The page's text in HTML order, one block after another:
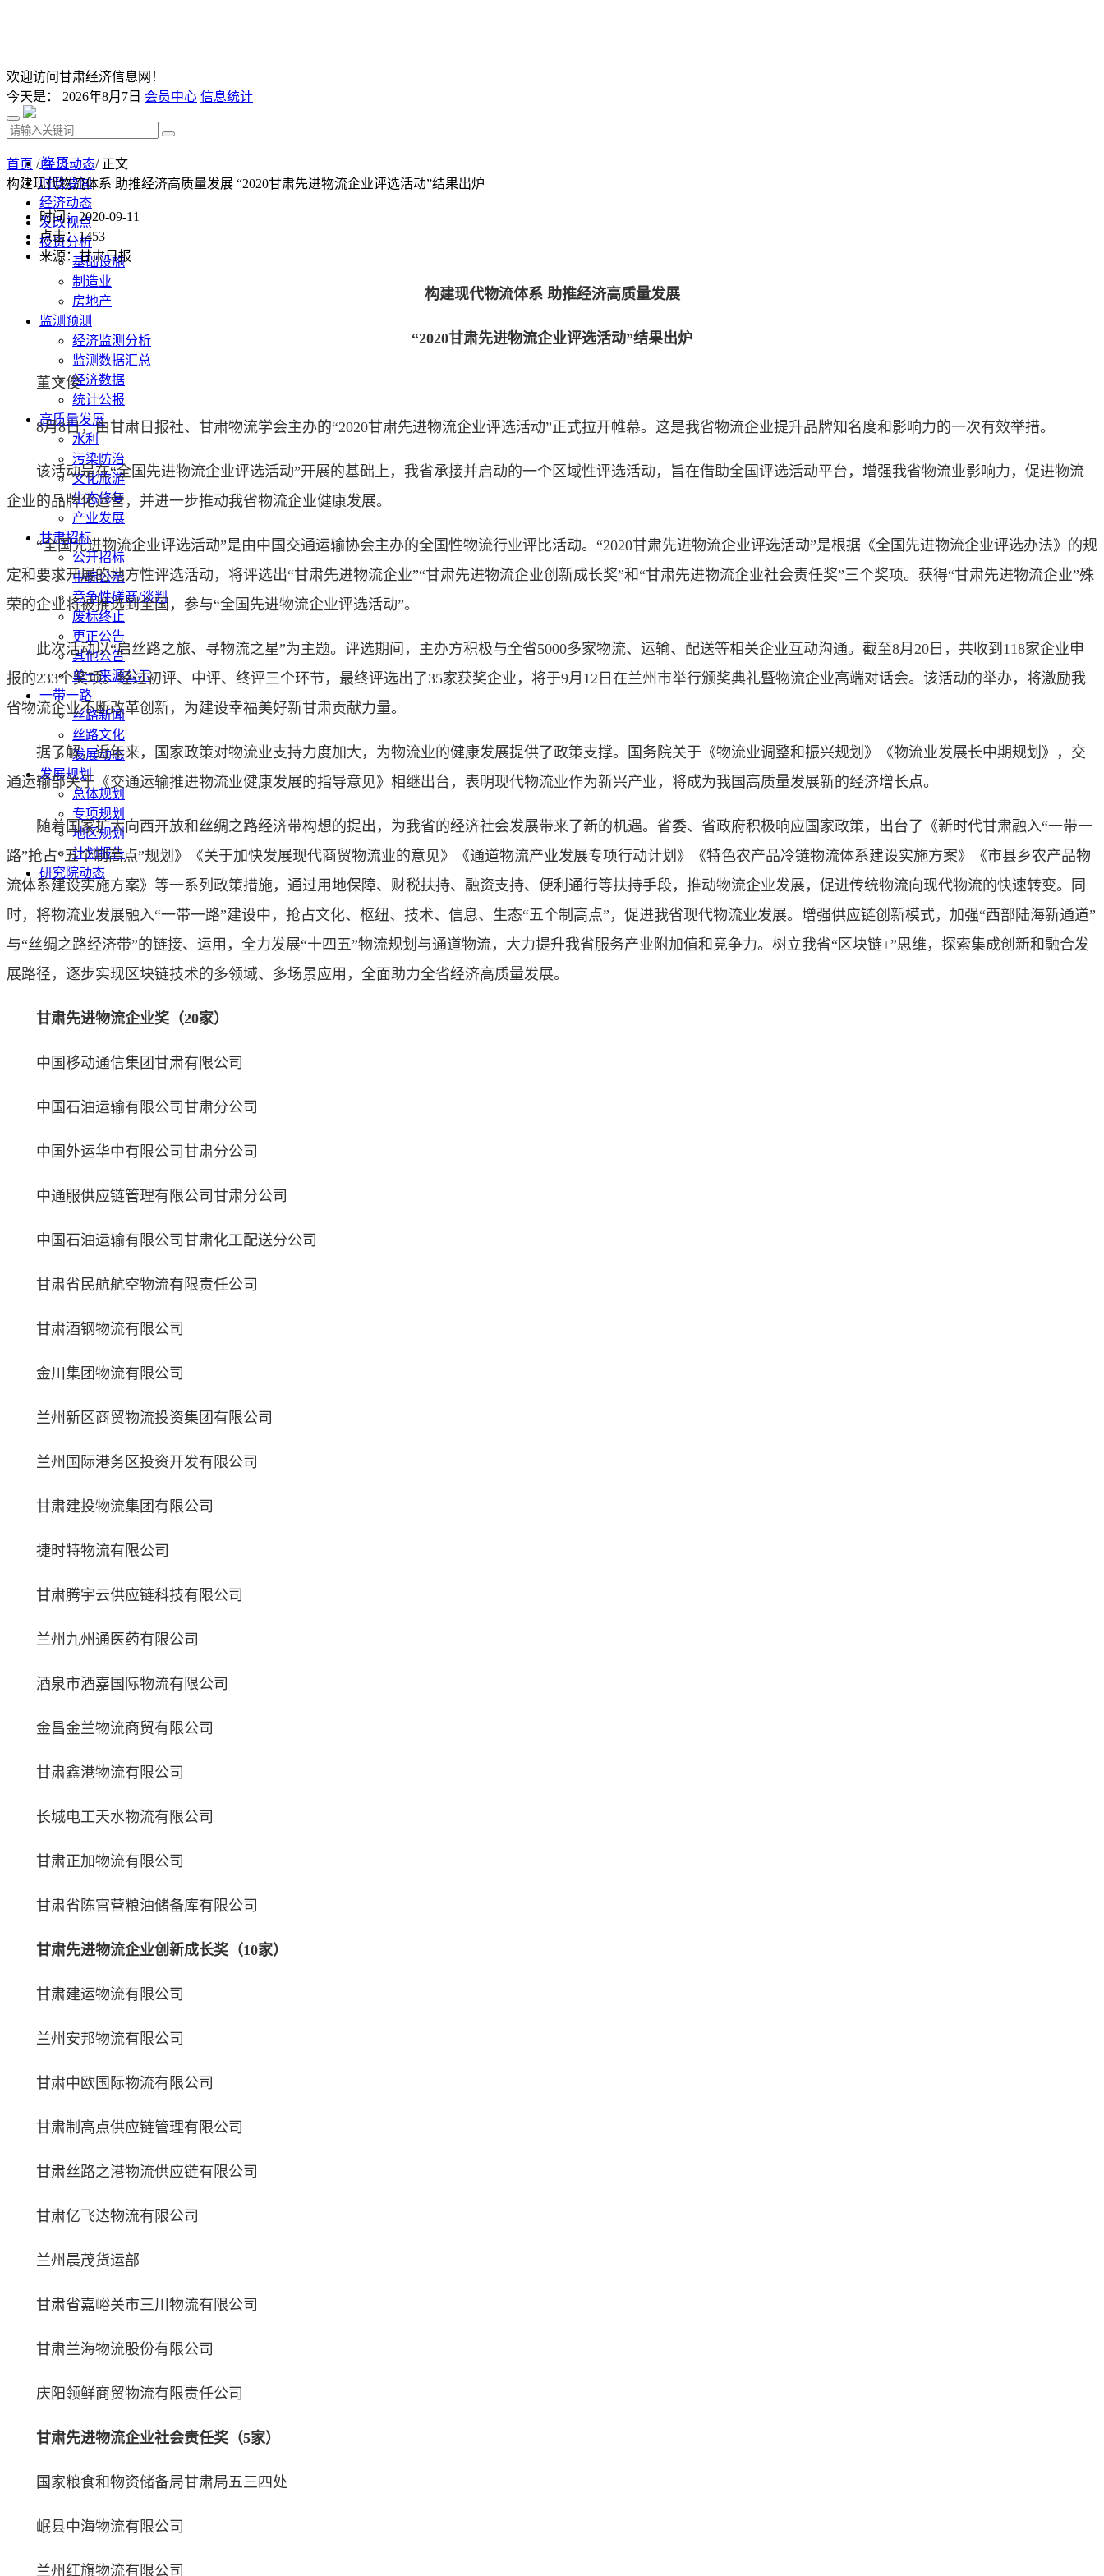
欢迎访问甘肃经济信息网！
今天是： 2026年8月7日 会员中心 信息统计
首 页
时政要闻
经济动态
发改视点
投资分析
基础设施
制造业
房地产
监测预测
经济监测分析
监测数据汇总
经济数据
统计公报
高质量发展
水利
污染防治
文化旅游
生态修复
产业发展
甘肃招标
公开招标
中标公示
竞争性磋商/谈判
废标终止
更正公告
其他公告
单一来源公示
一带一路
丝路新闻
丝路文化
发展动态
发展规划
总体规划
专项规划
地区规划
计划报告
研究院动态
首页 /经济动态/ 正文
构建现代物流体系 助推经济高质量发展 “2020甘肃先进物流企业评选活动”结果出炉
时间：2020-09-11
点击：1453
来源：甘肃日报
构建现代物流体系 助推经济高质量发展
“2020甘肃先进物流企业评选活动”结果出炉
董文俊
8月8日，由甘肃日报社、甘肃物流学会主办的“2020甘肃先进物流企业评选活动”正式拉开帷幕。这是我省物流企业提升品牌知名度和影响力的一次有效举措。
该活动是在“全国先进物流企业评选活动”开展的基础上，我省承接并启动的一个区域性评选活动，旨在借助全国评选活动平台，增强我省物流业影响力，促进物流
企业的品牌化运营，并进一步推动我省物流企业健康发展。
“全国先进物流企业评选活动”是由中国交通运输协会主办的全国性物流行业评比活动。“2020甘肃先进物流企业评选活动”是根据《全国先进物流企业评选办法》的规
定和要求开展的地方性评选活动，将评选出“甘肃先进物流企业”“甘肃先进物流企业创新成长奖”和“甘肃先进物流企业社会责任奖”三个奖项。获得“甘肃先进物流企业”殊
荣的企业将被推选到全国，参与“全国先进物流企业评选活动”。
此次活动以“启丝路之旅、寻物流之星”为主题。评选期间，主办方积极与全省5000多家物流、运输、配送等相关企业互动沟通。截至8月20日，共收到118家企业申
报的233个奖项。经过初评、中评、终评三个环节，最终评选出了35家获奖企业，将于9月12日在兰州市举行颁奖典礼暨物流企业高端对话会。该活动的举办，将激励我
省物流企业不断改革创新，为建设幸福美好新甘肃贡献力量。
据了解，近年来，国家政策对物流业支持力度加大，为物流业的健康发展提供了政策支撑。国务院关于《物流业调整和振兴规划》《物流业发展长中期规划》，交
通运输部关于《交通运输推进物流业健康发展的指导意见》相继出台，表明现代物流业作为新兴产业，将成为我国高质量发展新的经济增长点。
随着国家扩大向西开放和丝绸之路经济带构想的提出，为我省的经济社会发展带来了新的机遇。省委、省政府积极响应国家政策，出台了《新时代甘肃融入“一带一
路”抢占“五个制高点”规划》《关于加快发展现代商贸物流业的意见》《通道物流产业发展专项行动计划》《特色农产品冷链物流体系建设实施方案》《市县乡农产品物
流体系建设实施方案》等一系列政策措施，通过用地保障、财税扶持、融资支持、便利通行等扶持手段，推动物流企业发展，促进传统物流向现代物流的快速转变。同
时，将物流业发展融入“一带一路”建设中，抢占文化、枢纽、技术、信息、生态“五个制高点”，促进我省现代物流业发展。增强供应链创新模式，加强“西部陆海新通道”
与“丝绸之路经济带”的链接、运用，全力发展“十四五”物流规划与通道物流，大力提升我省服务产业附加值和竞争力。树立我省“区块链+”思维，探索集成创新和融合发
展路径，逐步实现区块链技术的多领域、多场景应用，全面助力全省经济高质量发展。
甘肃先进物流企业奖（20家）
中国移动通信集团甘肃有限公司
中国石油运输有限公司甘肃分公司
中国外运华中有限公司甘肃分公司
中通服供应链管理有限公司甘肃分公司
中国石油运输有限公司甘肃化工配送分公司
甘肃省民航航空物流有限责任公司
甘肃酒钢物流有限公司
金川集团物流有限公司
兰州新区商贸物流投资集团有限公司
兰州国际港务区投资开发有限公司
甘肃建投物流集团有限公司
捷时特物流有限公司
甘肃腾宇云供应链科技有限公司
兰州九州通医药有限公司
酒泉市酒嘉国际物流有限公司
金昌金兰物流商贸有限公司
甘肃鑫港物流有限公司
长城电工天水物流有限公司
甘肃正加物流有限公司
甘肃省陈官营粮油储备库有限公司
甘肃先进物流企业创新成长奖（10家）
甘肃建运物流有限公司
兰州安邦物流有限公司
甘肃中欧国际物流有限公司
甘肃制高点供应链管理有限公司
甘肃丝路之港物流供应链有限公司
甘肃亿飞达物流有限公司
兰州晨茂货运部
甘肃省嘉峪关市三川物流有限公司
甘肃兰海物流股份有限公司
庆阳领鲜商贸物流有限责任公司
甘肃先进物流企业社会责任奖（5家）
国家粮食和物资储备局甘肃局五三四处
岷县中海物流有限公司
兰州红旗物流有限公司